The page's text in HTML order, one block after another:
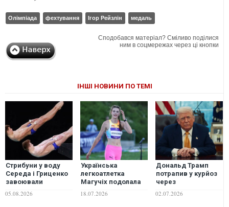
Олімпіада фехтування Ігор Рейзлін медаль
Сподобався матеріал? Сміливо поділися
ним в соцмережах через ці кнопки
ІНШІ НОВИНИ ПО ТЕМІ
Стрибуни у воду
Середа і Гриценко
завоювали
чемпіонату Європи
05.08.2026
Українська
легкоатлетка
Магучіх подолала
срібло Діамантової
18.07.2026
Дональд Трамп
потрапив у курйоз
через
жарт про
02.07.2026